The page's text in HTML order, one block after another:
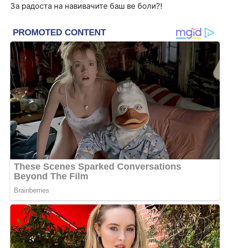
За радоста на навивачите баш ве боли?!